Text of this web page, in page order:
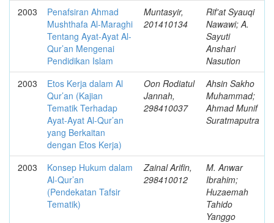
2003
Penafsiran Ahmad
Mushthafa Al-Maraghi
Tentang Ayat-Ayat Al-
Qur’an Mengenai
Pendidikan Islam
Muntasyir,
201410134
Rif'at Syauqi
Nawawi; A.
Sayuti
Anshari
Nasution
2003
Etos Kerja dalam Al
Qur’an (Kajian
Tematik Terhadap
Ayat-Ayat Al-Qur’an
yang Berkaitan
dengan Etos Kerja)
Oon Rodiatul
Jannah,
298410037
Ahsin Sakho
Muhammad;
Ahmad Munif
Suratmaputra
2003
Konsep Hukum dalam
Al-Qur’an
(Pendekatan Tafsir
Tematik)
Zainal Arifin,
298410012
M. Anwar
Ibrahim;
Huzaemah
Tahido
Yanggo